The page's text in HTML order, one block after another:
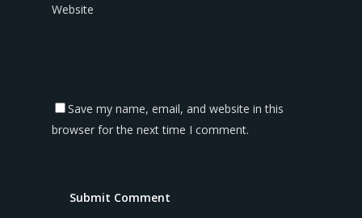
Website
Save my name, email, and website in this
browser for the next time I comment.